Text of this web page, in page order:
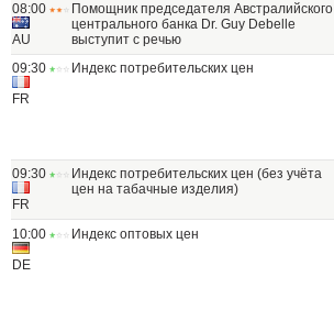
08:00
AU
Помощник председателя Австралийского
центрального банка Dr. Guy Debelle
выступит с речью
09:30
FR
Индекс потребительских цен
09:30
FR
Индекс потребительских цен (без учёта
цен на табачные изделия)
10:00
DE
Индекс оптовых цен